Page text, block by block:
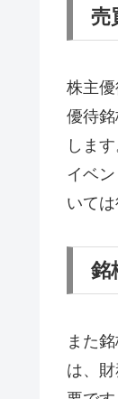
売
株主
優待銘
しま
イベ
いては
銘
また
は、